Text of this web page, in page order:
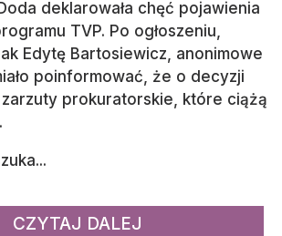
deklarowała chęć pojawienia
TVP. Po ogłoszeniu,
Edytę Bartosiewicz, anonimowe
poinformować, że o decyzji
zarzuty prokuratorskie, które ciążą
CZYTAJ DALEJ